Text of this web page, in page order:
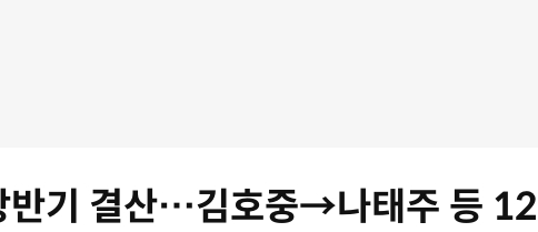
반기 결산…김호중→나태주 등